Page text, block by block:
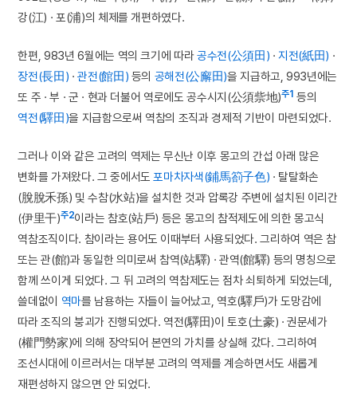
강(江) · 포(浦)의 체제를 개편하였다.
한편, 983년 6월에는 역의 크기에 따라공수전(公須田) ·지전(紙田) ·
장전(長田) ·관전(館田) 등의 공해전(公廨田)을 지급하고, 993년에는
또 주 · 부 · 군 · 현과 더불어 역로에도 공수시지(公須祡地)주1 등의
역전(驛田)을 지급함으로써 역참의 조직과 경제적 기반이 마련되었다.
그러나 이와 같은 고려의 역제는 무신난 이후 몽고의 간섭 아래 많은
변화를 가져왔다. 그 중에서도 포마차자색(鋪馬箚子色) · 탈탈화손
(脫脫禾孫) 및 수참(水站)을 설치한 것과 압록강 주변에 설치된 이리간
(伊里干)주2이라는 참호(站戶) 등은 몽고의 참적제도에 의한 몽고식
역참조직이다. 참이라는 용어도 이때부터 사용되었다. 그리하여 역은 참
또는 관(館)과 동일한 의미로써 참역(站驛) · 관역(館驛) 등의 명칭으로
함께 쓰이게 되었다. 그 뒤 고려의 역참제도는 점차 쇠퇴하게 되었는데,
쓸데없이 역마를 남용하는 자들이 늘어났고, 역호(驛戶)가 도망감에
따라 조직의 붕괴가 진행되었다. 역전(驛田)이 토호(土豪) · 권문세가
(權門勢家)에 의해 장악되어 본연의 가치를 상실해 갔다. 그리하여
조선시대에 이르러서는 대부분 고려의 역제를 계승하면서도 새롭게
재편성하지 않으면 안 되었다.